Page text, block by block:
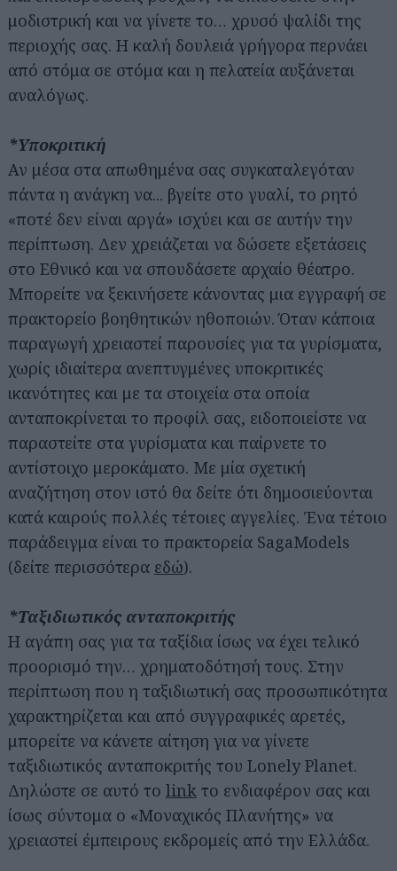
μοδιστρική και να γίνετε το… χρυσό ψαλίδι της
περιοχής σας. Η καλή δουλειά γρήγορα περνάει
από στόμα σε στόμα και η πελατεία αυξάνεται
αναλόγως.
*Υποκριτική
Αν μέσα στα απωθημένα σας συγκαταλεγόταν
πάντα η ανάγκη να... βγείτε στο γυαλί, το ρητό
«ποτέ δεν είναι αργά» ισχύει και σε αυτήν την
περίπτωση. Δεν χρειάζεται να δώσετε εξετάσεις
στο Εθνικό και να σπουδάσετε αρχαίο θέατρο.
Μπορείτε να ξεκινήσετε κάνοντας μια εγγραφή σε
πρακτορείο βοηθητικών ηθοποιών. Όταν κάποια
παραγωγή χρειαστεί παρουσίες για τα γυρίσματα,
χωρίς ιδιαίτερα ανεπτυγμένες υποκριτικές
ικανότητες και με τα στοιχεία στα οποία
ανταποκρίνεται το προφίλ σας, ειδοποιείστε να
παραστείτε στα γυρίσματα και παίρνετε το
αντίστοιχο μεροκάματο. Με μία σχετική
αναζήτηση στον ιστό θα δείτε ότι δημοσιεύονται
κατά καιρούς πολλές τέτοιες αγγελίες. Ένα τέτοιο
παράδειγμα είναι το πρακτορεία SagaModels
(δείτε περισσότερα εδώ).
*Ταξιδιωτικός ανταποκριτής
Η αγάπη σας για τα ταξίδια ίσως να έχει τελικό
προορισμό την… χρηματοδότησή τους. Στην
περίπτωση που η ταξιδιωτική σας προσωπικότητα
χαρακτηρίζεται και από συγγραφικές αρετές,
μπορείτε να κάνετε αίτηση για να γίνετε
ταξιδιωτικός ανταποκριτής του Lonely Planet.
Δηλώστε σε αυτό το link το ενδιαφέρον σας και
ίσως σύντομα ο «Μοναχικός Πλανήτης» να
χρειαστεί έμπειρους εκδρομείς από την Ελλάδα.